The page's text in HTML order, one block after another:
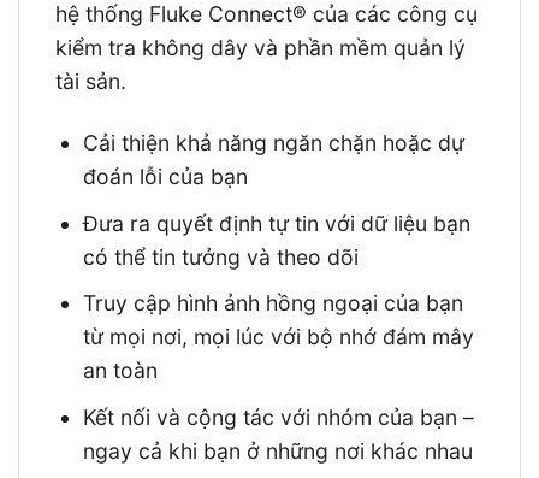
hệ thống Fluke Connect® của các công cụ
kiểm tra không dây và phần mềm quản lý
tài sản.
Cải thiện khả năng ngăn chặn hoặc dự
đoán lỗi của bạn
Đưa ra quyết định tự tin với dữ liệu bạn
có thể tin tưởng và theo dõi
Truy cập hình ảnh hồng ngoại của bạn
từ mọi nơi, mọi lúc với bộ nhớ đám mây
an toàn
Kết nối và cộng tác với nhóm của bạn –
ngay cả khi bạn ở những nơi khác nhau